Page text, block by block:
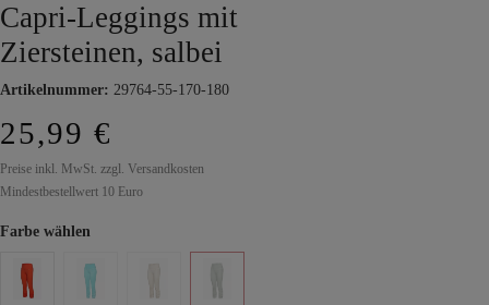
Capri-Leggings mit
Ziersteinen, salbei
Artikelnummer: 29764-55-170-180
25,99 €
Preise inkl. MwSt. zzgl. Versandkosten
Mindestbestellwert 10 Euro
Farbe wählen